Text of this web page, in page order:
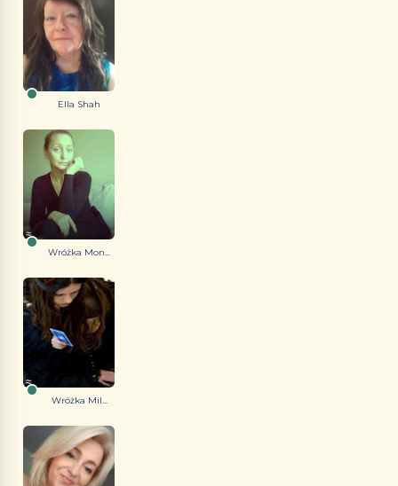
Ella Shah
Wróżka Mon...
Wróżka Mil...